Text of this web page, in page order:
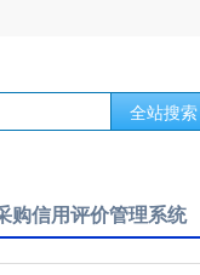
全站搜索
购信用评价管理系统